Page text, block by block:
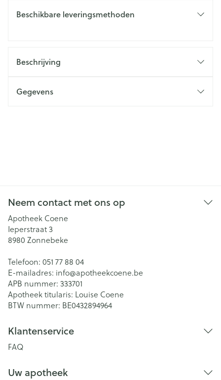
Beschikbare leveringsmethoden
Beschrijving
Gegevens
Neem contact met ons op
Apotheek Coene
Ieperstraat 3
8980 Zonnebeke
Telefoon: 051 77 88 04
E-mailadres: info@apotheekcoene.be
APB nummer: 333701
Apotheek titularis: Louise Coene
BTW nummer: BE0432894964
Klantenservice
FAQ
Uw apotheek